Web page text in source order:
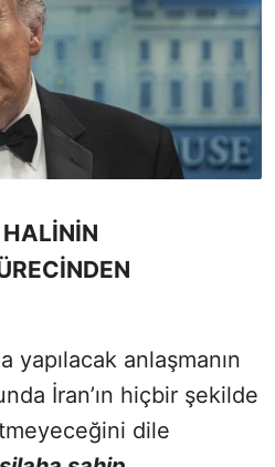
HALİNİN
yapılacak anlaşmanın
İran’ın hiçbir şekilde
dile